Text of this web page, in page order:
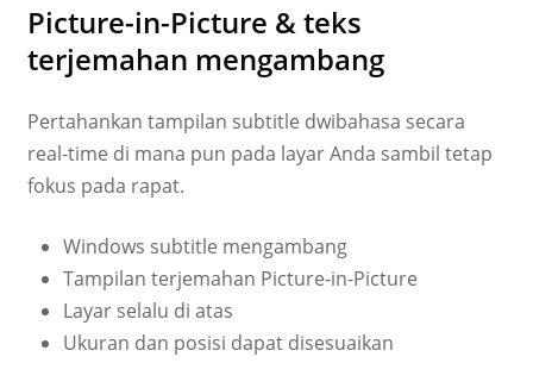
Picture-in-Picture & teks
terjemahan mengambang
Pertahankan tampilan subtitle dwibahasa secara
real-time di mana pun pada layar Anda sambil tetap
fokus pada rapat.
Windows subtitle mengambang
Tampilan terjemahan Picture-in-Picture
Layar selalu di atas
Ukuran dan posisi dapat disesuaikan